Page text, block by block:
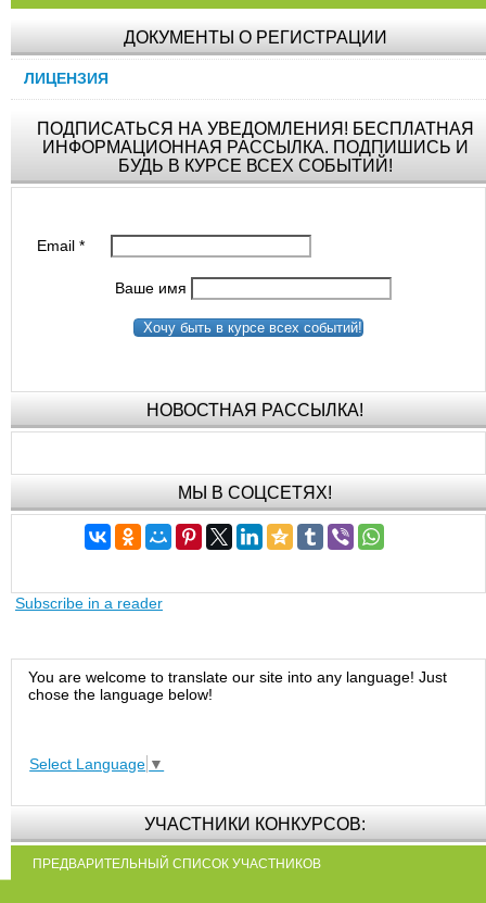
ДОКУМЕНТЫ О РЕГИСТРАЦИИ
ЛИЦЕНЗИЯ
ПОДПИСАТЬСЯ НА УВЕДОМЛЕНИЯ! БЕСПЛАТНАЯ
ИНФОРМАЦИОННАЯ РАССЫЛКА. ПОДПИШИСЬ И
БУДЬ В КУРСЕ ВСЕХ СОБЫТИЙ!
Email*
Ваше имя
Хочу быть в курсе всех событий!
НОВОСТНАЯ РАССЫЛКА!
МЫ В СОЦСЕТЯХ!
Subscribe in a reader
You are welcome to translate our site into any language! Just
chose the language below!
Select Language ▼
УЧАСТНИКИ КОНКУРСОВ:
ПРЕДВАРИТЕЛЬНЫЙ СПИСОК УЧАСТНИКОВ